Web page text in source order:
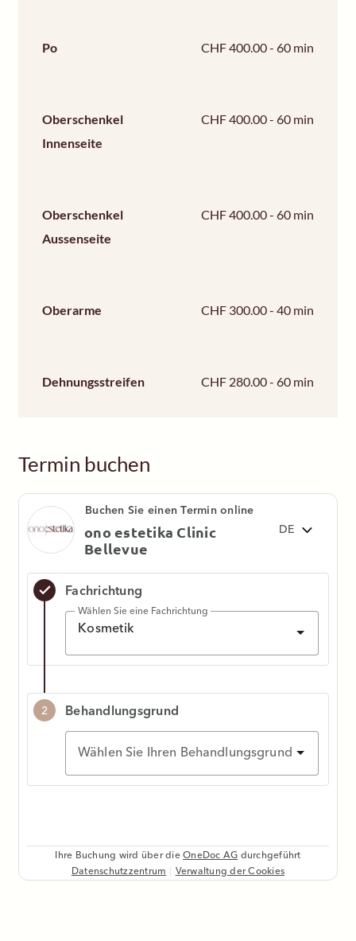
Po CHF 400.00 - 60 min
Oberschenkel
Innenseite
CHF 400.00 - 60 min
Oberschenkel
Aussenseite
CHF 400.00 - 60 min
Oberarme CHF 300.00 - 40 min
Dehnungsstreifen CHF 280.00 - 60 min
Termin buchen